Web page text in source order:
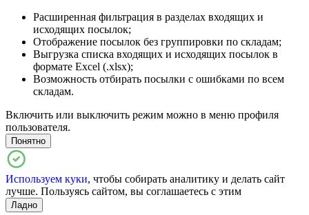
Расширенная фильтрация в разделах входящих и
исходящих посылок;
Отображение посылок без группировки по складам;
Выгрузка списка входящих и исходящих посылок в
формате Excel (.xlsx);
Возможность отбирать посылки с ошибками по всем
складам.
Включить или выключить режим можно в меню профиля
пользователя.
Понятно
Используем куки, чтобы собирать аналитику и делать сайт
лучше. Пользуясь сайтом, вы соглашаетесь с этим
Ладно